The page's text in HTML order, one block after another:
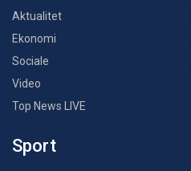
Aktualitet
Ekonomi
Sociale
Video
Top News LIVE
Sport